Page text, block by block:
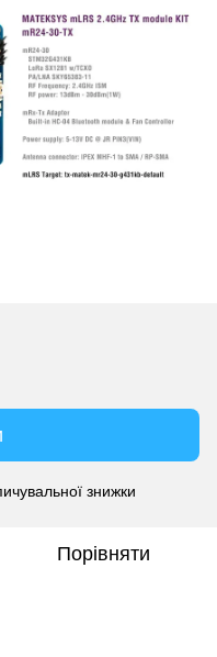
знижки
Порівняти